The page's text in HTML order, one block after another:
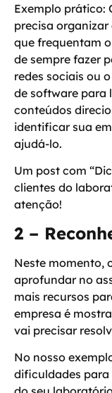
Exemplo prático:
precisa
que frequentam
de sempre fazer
redes sociais ou
de software para
conteúdos
identificar sua
ajudá-lo.
Um post com
clientes do
atenção!
2 –
Neste momento,
aprofundar no
mais recursos
empresa é
vai precisar
No nosso
dificuldades para